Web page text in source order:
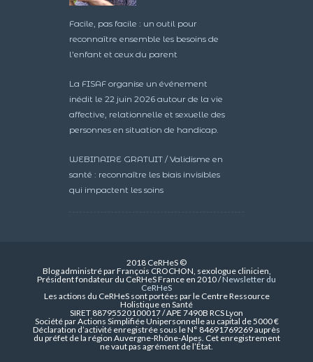
Facile, pas facile : un outil pour
reconnaître ensemble les besoins de
l’enfant et ceux du parent
La FISAF organise un événement
inédit le 22 juin 2026 autour de la vie
affective, relationnelle et sexuelle des
personnes en situation de handicap.
WEBINAIRE GRATUIT / Validisme en
santé : reconnaître les biais invisibles
qui impactent les soins
2018 CeRHeS ©
Blog administré par François CROCHON, sexologue clinicien,
Président fondateur du CeRHeS France en 2010 /Newsletter du
CeRHeS
Les actions du CeRHeS sont portées par le Centre Ressource
Holistique en Santé
SIRET 88795520100017 / APE 7490B RCS Lyon
Société par Actions Simplifiée Unipersonnelle au capital de 5000 €
Déclaration d’activité enregistrée sous le N° 84691769269 auprès
du préfet de la région Auvergne-Rhône-Alpes. Cet enregistrement
ne vaut pas agrément de l’État.